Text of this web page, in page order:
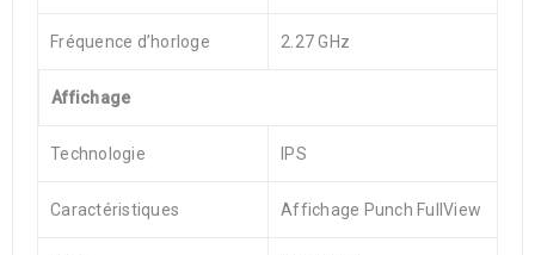
Fréquence d’horloge 2.27 GHz
Affichage
Technologie IPS
Caractéristiques Affichage Punch FullView